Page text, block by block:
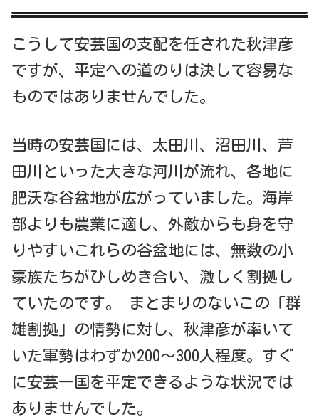
こうして安芸国の支配を任された秋津彦
ですが、平定への道のりは決して容易な
ものではありませんでした。
当時の安芸国には、太田川、沼田川、芦
田川といった大きな河川が流れ、各地に
肥沃な谷盆地が広がっていました。海岸
部よりも農業に適し、外敵からも身を守
りやすいこれらの谷盆地には、無数の小
豪族たちがひしめき合い、激しく割拠し
ていたのです。 まとまりのないこの「群
雄割拠」の情勢に対し、秋津彦が率いて
いた軍勢はわずか200〜300人程度。すぐ
に安芸一国を平定できるような状況では
ありませんでした。